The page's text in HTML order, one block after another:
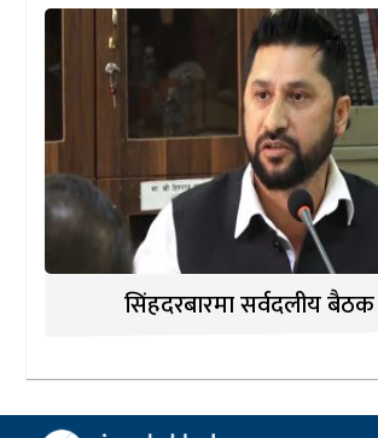
सिंहदरबारमा सर्वदलीय